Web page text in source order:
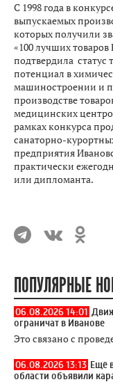
С 1998 года в
выпускаемых
которых получили
«100 лучших товаров
подтвердила статус
потенциал в
машиностроении и
производстве
медицинских
рамках конкурса
санаторно-
предприятия
практически
или дипломанта.
ПОПУЛЯРНЫЕ
06.08.2026 14:01
ограничат в Иванове
Это связано с
06.08.2026 13:13 Ещё
области объявили